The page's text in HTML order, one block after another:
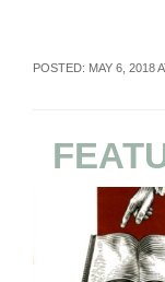
POSTED: MAY 6, 2018